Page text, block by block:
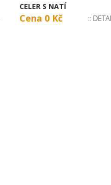
CELER S NATÍ
Cena 0 Kč ::